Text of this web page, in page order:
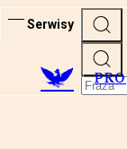
Serwisy
PRO